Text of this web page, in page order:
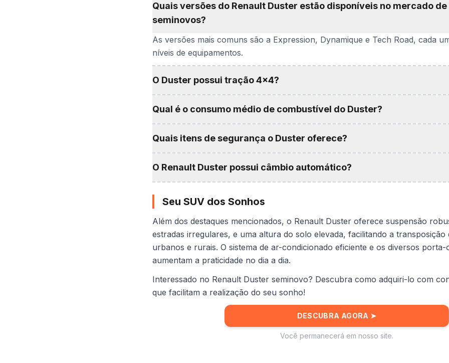
Quais versões do Renault Duster estão disponíveis no mercado de
seminovos?
As versões mais comuns são a Expression, Dynamique e Tech Road, cada
níveis de equipamentos.
O Duster possui tração 4x4?
Qual é o consumo médio de combustível do Duster?
Quais itens de segurança o Duster oferece?
O Renault Duster possui câmbio automático?
Seu SUV dos Sonhos
Além dos destaques mencionados, o Renault Duster oferece suspensão
estradas irregulares, e uma altura do solo elevada, facilitando a transposição
urbanos e rurais. O sistema de ar-condicionado eficiente e os diversos
aumentam a praticidade no dia a dia.
Interessado no Renault Duster seminovo? Descubra como adquiri-lo com
que facilitam a realização do seu sonho!
DESCUBRA AGORA ➤
Você permanecerá em nosso site.